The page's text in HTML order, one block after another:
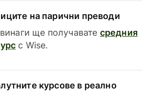
на парични преводи
ще получавате средния
с Wise.
курсове в реално